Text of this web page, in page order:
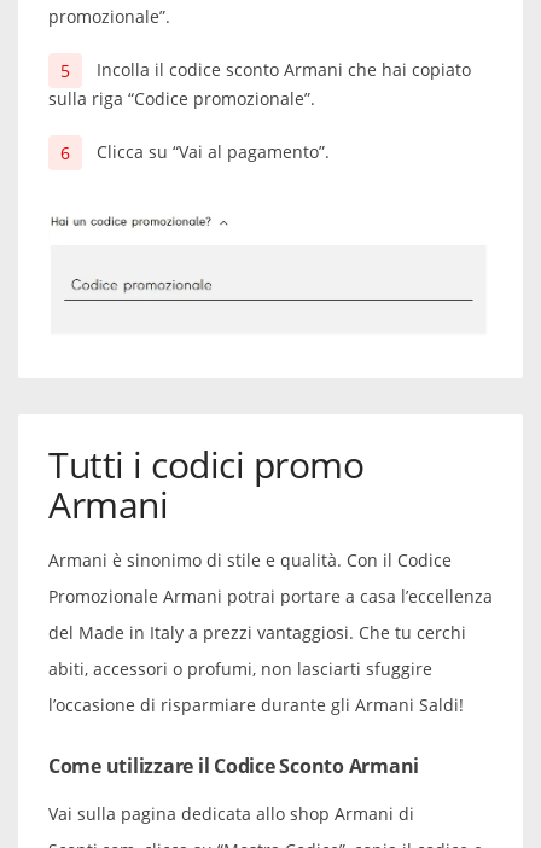
promozionale”.
Incolla il codice sconto Armani che hai copiato
sulla riga “Codice promozionale”.
Clicca su “Vai al pagamento”.
Tutti i codici promo
Armani
Armani è sinonimo di stile e qualità. Con il Codice
Promozionale Armani potrai portare a casa l’eccellenza
del Made in Italy a prezzi vantaggiosi. Che tu cerchi
abiti, accessori o profumi, non lasciarti sfuggire
l’occasione di risparmiare durante gli Armani Saldi!
Come utilizzare il Codice Sconto Armani
Vai sulla pagina dedicata allo shop Armani di